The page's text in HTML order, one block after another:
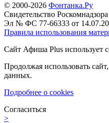
© 2000-2026 Фонтанка.Ру
Свидетельство Роскомнадзора
Эл № ФС 77-66333 от
Правила использования
Сайт Афиша Plus использует
Продолжая использовать
данных.
Подробнее о cookies
Согласиться
>